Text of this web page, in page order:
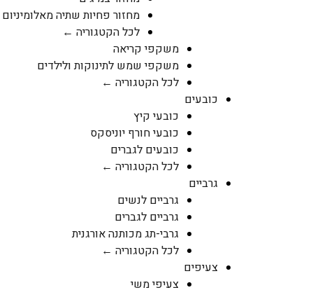
מחזור פחיות שתיה מאלומיניום
לכל הקטגוריה ←
משקפי קריאה
משקפי שמש לתינוקות ולילדים
לכל הקטגוריה ←
כובעים
כובעי קיץ
כובעי חורף יוניסקס
כובעים לגברים
לכל הקטגוריה ←
גרביים
גרביים לנשים
גרביים לגברים
גרבי-תג מכותנה אורגנית
לכל הקטגוריה ←
צעיפים
צעיפי משי